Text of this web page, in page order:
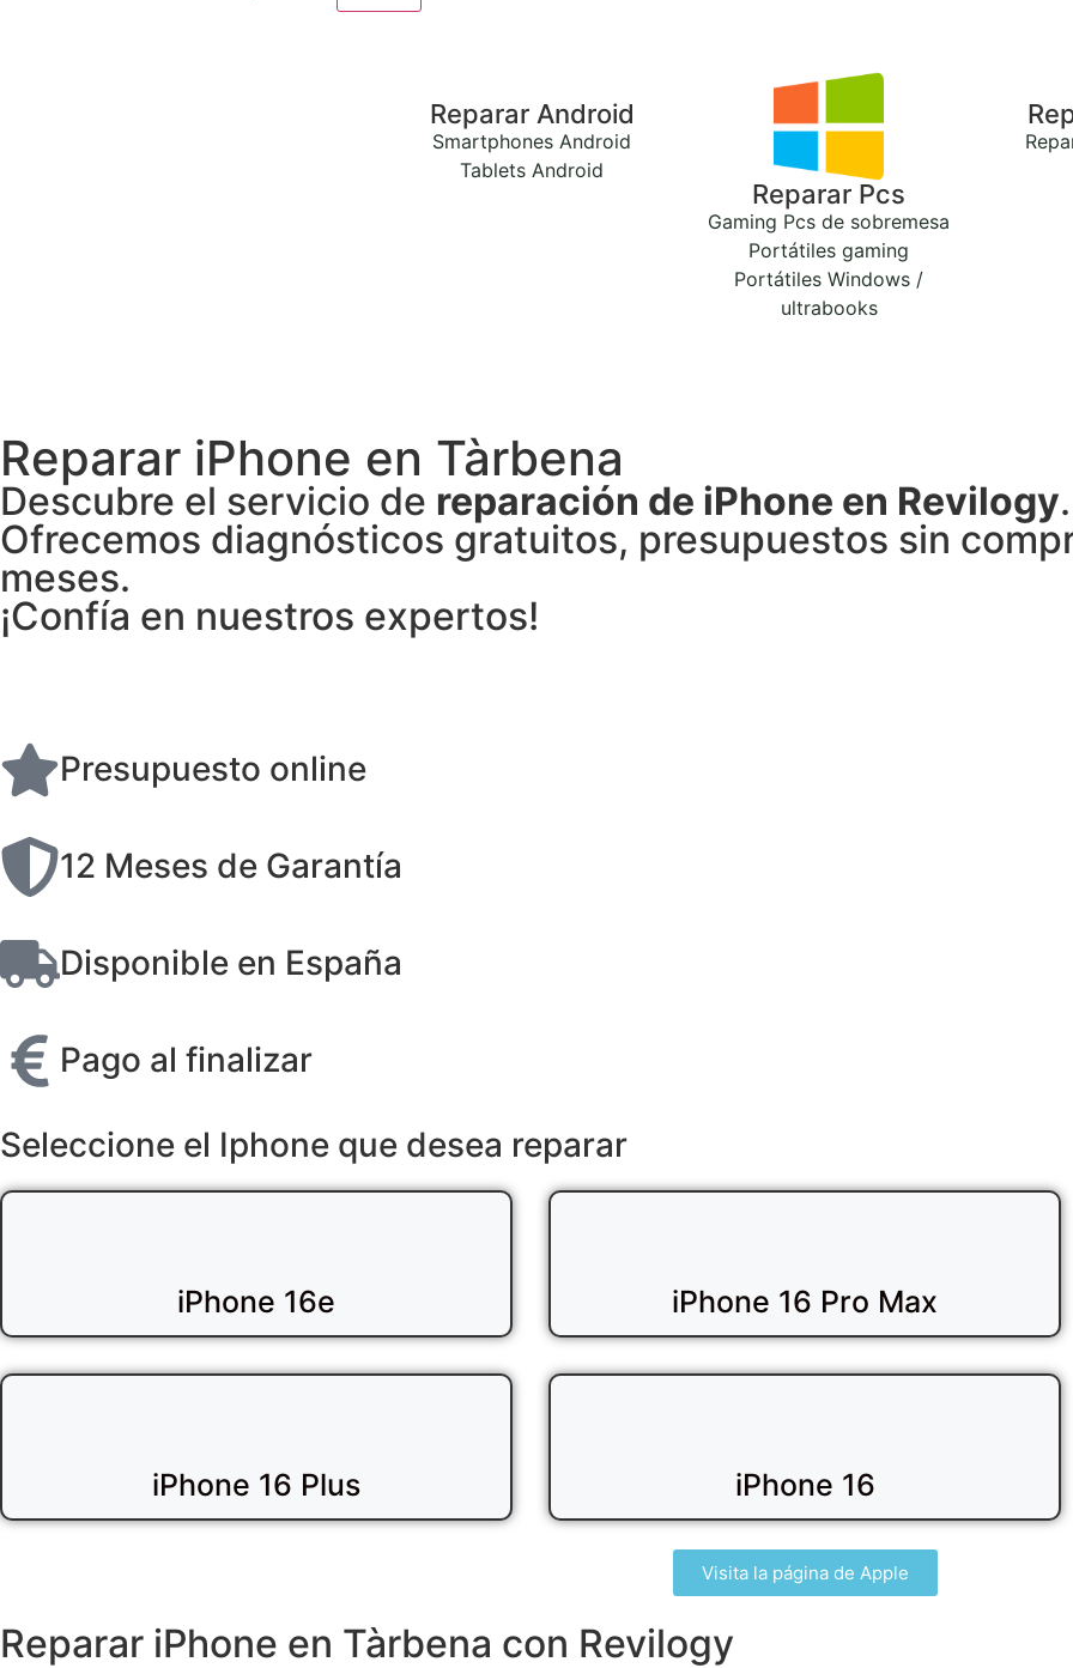
Reparar Android
Smartphones Android
Tablets Android
Reparar Pcs
Gaming Pcs de sobremesa
Portátiles gaming
Portátiles Windows /
ultrabooks
Reparar iPhone en Tàrbena
Descubre el servicio de reparación de iPhone en Revilogy.
Ofrecemos diagnósticos gratuitos, presupuestos sin
meses.
¡Confía en nuestros expertos!
Presupuesto online
12 Meses de Garantía
Disponible en España
Pago al finalizar
Seleccione el Iphone que desea reparar
iPhone 16e iPhone 16 Pro Max
iPhone 16 Plus iPhone 16
Visita la página de Apple
Reparar iPhone en Tàrbena con Revilogy